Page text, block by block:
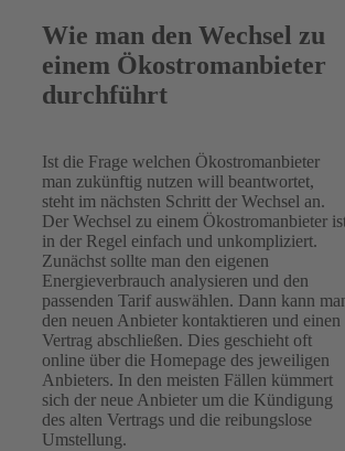
Wie man den Wechsel zu
einem Ökostromanbieter
durchführt
Ist die Frage welchen Ökostromanbieter
man zukünftig nutzen will beantwortet,
steht im nächsten Schritt der Wechsel an.
Der Wechsel zu einem Ökostromanbieter
in der Regel einfach und unkompliziert.
Zunächst sollte man den eigenen
Energieverbrauch analysieren und den
passenden Tarif auswählen. Dann kann
den neuen Anbieter kontaktieren und einen
Vertrag abschließen. Dies geschieht oft
online über die Homepage des jeweiligen
Anbieters. In den meisten Fällen kümmert
sich der neue Anbieter um die Kündigung
des alten Vertrags und die reibungslose
Umstellung.